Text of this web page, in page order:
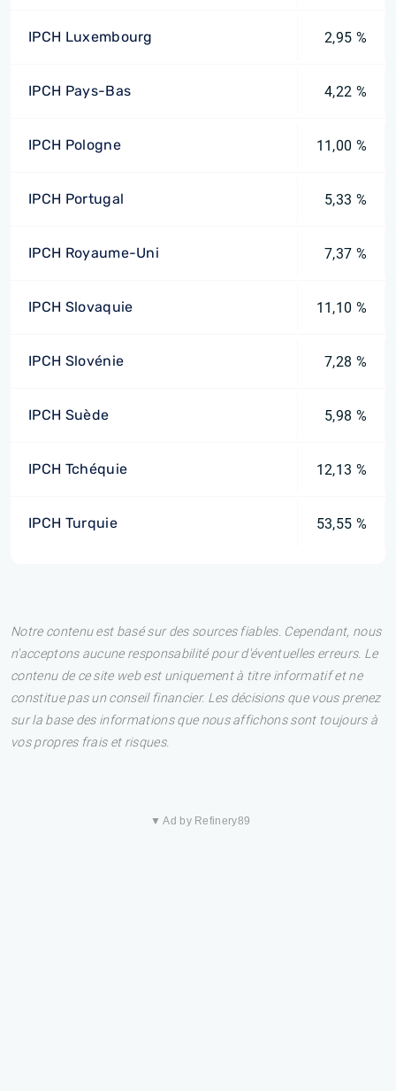
IPCH Luxembourg 2,95 %
IPCH Pays-Bas 4,22 %
IPCH Pologne 11,00 %
IPCH Portugal 5,33 %
IPCH Royaume-Uni 7,37 %
IPCH Slovaquie 11,10 %
IPCH Slovénie 7,28 %
IPCH Suède 5,98 %
IPCH Tchéquie 12,13 %
IPCH Turquie 53,55 %
Notre contenu est basé sur des sources fiables. Cependant, nous
n'acceptons aucune responsabilité pour d'éventuelles erreurs. Le
contenu de ce site web est uniquement à titre informatif et ne
constitue pas un conseil financier. Les décisions que vous prenez
sur la base des informations que nous affichons sont toujours à
vos propres frais et risques.
▼ Ad by Refinery89